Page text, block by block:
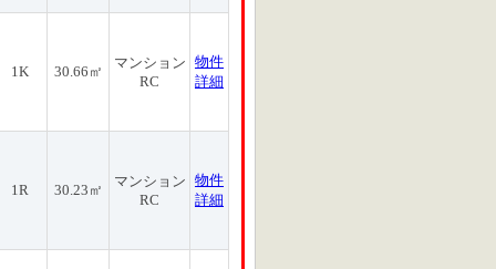
1K 30.66㎡
マンション
RC
物件
詳細
1R 30.23㎡
マンション
RC
物件
詳細